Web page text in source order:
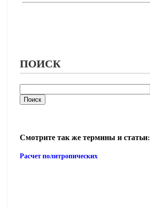
ПОИСК
Смотрите так же термины и статьи:
Расчет политропических